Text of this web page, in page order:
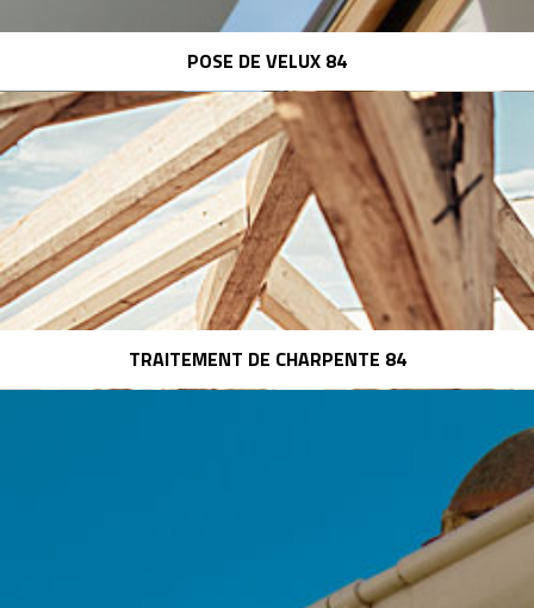
POSE DE VELUX 84
TRAITEMENT DE CHARPENTE 84